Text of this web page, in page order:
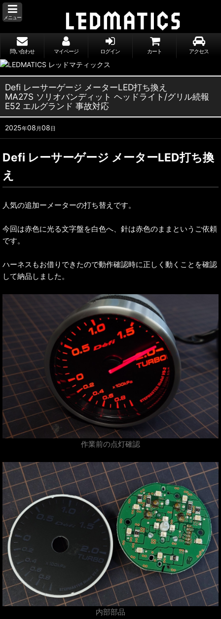
メニュー
問い合わせ マイページ ログイン カート アクセス
Defi レーサーゲージ メーターLED打ち換え
MA27S ソリオバンディット ヘッドライト/グリル続報
E52 エルグランド 事故対応
2025年08 月08日
Defi レーサーゲージ メーターLED打ち換
え
人気の追加ーメーターの打ち替えです。
今回は赤色に光る文字盤を白色へ、針は赤色のままというご依頼
です。
ハーネスもお借りできたので動作確認時に正しく動くことを確認
して納品しました。
作業前の点灯確認
内部部品